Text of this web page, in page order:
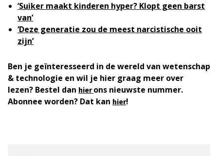
‘Suiker maakt kinderen hyper? Klopt geen barst
van’
‘Deze generatie zou de meest narcistische ooit
zijn’
Ben je geïnteresseerd in de wereld van wetenschap
& technologie en wil je hier graag meer over
lezen? Bestel dan hierons nieuwste nummer.
Abonnee worden? Dat kan hier!